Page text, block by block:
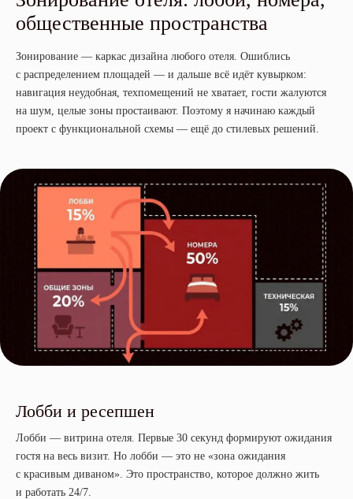
общественные пространства
Зонирование — каркас дизайна любого отеля. Ошиблись
с распределением площадей — и дальше всё идёт кувырком:
навигация неудобная, техпомещений не хватает, гости жалуются
на шум, целые зоны простаивают. Поэтому я начинаю каждый
проект с функциональной схемы — ещё до стилевых решений.
Лобби и ресепшен
Лобби — витрина отеля. Первые 30 секунд формируют ожидания
гостя на весь визит. Но лобби — это не «зона ожидания
с красивым диваном». Это пространство, которое должно жить
и работать 24/7.